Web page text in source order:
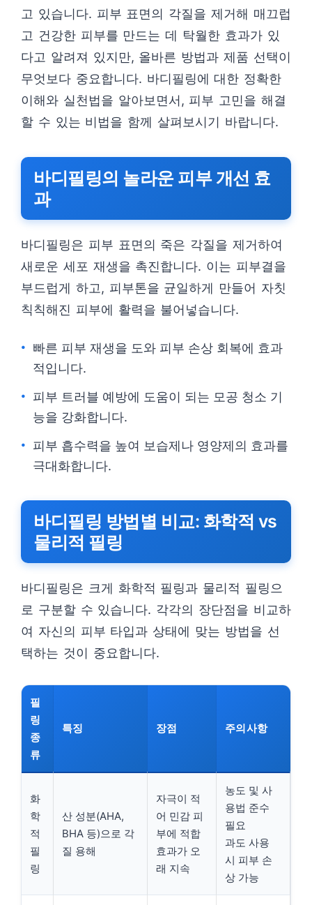
고 있습니다. 피부 표면의 각질을 제거해 매끄럽
고 건강한 피부를 만드는 데 탁월한 효과가 있
다고 알려져 있지만, 올바른 방법과 제품 선택이
무엇보다 중요합니다. 바디필링에 대한 정확한
이해와 실천법을 알아보면서, 피부 고민을 해결
할 수 있는 비법을 함께 살펴보시기 바랍니다.
바디필링의 놀라운 피부 개선 효
과
바디필링은 피부 표면의 죽은 각질을 제거하여
새로운 세포 재생을 촉진합니다. 이는 피부결을
부드럽게 하고, 피부톤을 균일하게 만들어 자칫
칙칙해진 피부에 활력을 불어넣습니다.
빠른 피부 재생을 도와 피부 손상 회복에 효과
적입니다.
피부 트러블 예방에 도움이 되는 모공 청소 기
능을 강화합니다.
피부 흡수력을 높여 보습제나 영양제의 효과를
극대화합니다.
바디필링 방법별 비교: 화학적 vs
물리적 필링
바디필링은 크게 화학적 필링과 물리적 필링으
로 구분할 수 있습니다. 각각의 장단점을 비교하
여 자신의 피부 타입과 상태에 맞는 방법을 선
택하는 것이 중요합니다.
필
링
종
류
특징 장점 주의사항
화
학
적
필
링
산 성분(AHA,
BHA 등)으로 각
질 용해
자극이 적
어 민감 피
부에 적합
효과가 오
래 지속
농도 및 사
용법 준수
필요
과도 사용
시 피부 손
상 가능